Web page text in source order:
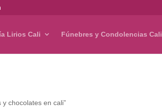
Lirios Cali Fúnebres y Condolencias Cali
chocolates en cali”